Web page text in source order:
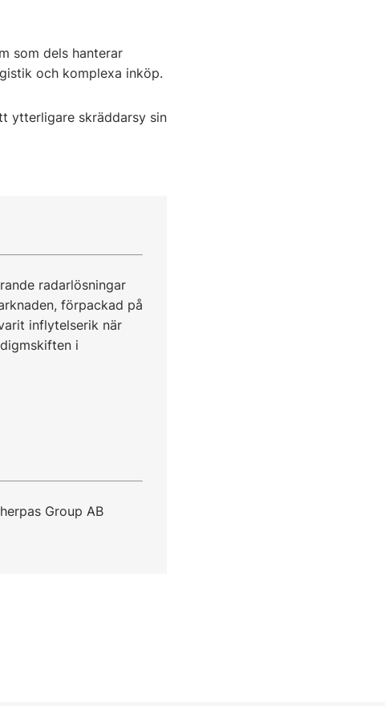
som dels hanterar
och komplexa inköp.
ytterligare skräddarsy sin
radarlösningar
förpackad på
inflytelserik när
i
Group AB